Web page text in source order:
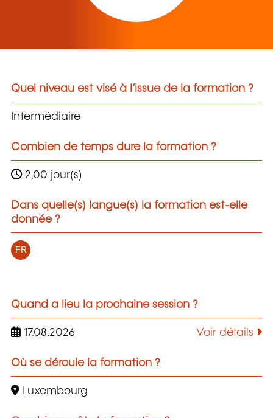
Quel niveau est visé à l’issue de la formation ?
Intermédiaire
Combien de temps dure la formation ?
2,00 jour(s)
Dans quelle(s) langue(s) la formation est-elle
donnée ?
FR
Quand a lieu la prochaine session ?
17.08.2026 Voir détails
Où se déroule la formation ?
Luxembourg